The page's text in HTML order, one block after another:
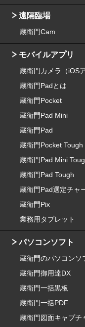
遠隔臨場
蔵衛門Cam
モバイルアプリ
蔵衛門カメラ（iOS
蔵衛門Padとは
蔵衛門Pocket
蔵衛門Pad Mini
蔵衛門Pad
蔵衛門Pocket Tough
蔵衛門Pad Mini
蔵衛門Pad Tough
蔵衛門Pad選定チャ
蔵衛門Pix
業務用タブレット
パソコンソフト
蔵衛門のパソコンソ
蔵衛門御用達DX
蔵衛門一括黒板
蔵衛門一括PDF
蔵衛門図面キャプチ